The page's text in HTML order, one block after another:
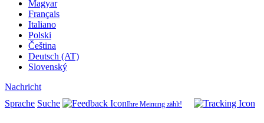
Magyar
Français
Italiano
Polski
Čeština
Deutsch (AT)
Slovenský
Nachricht
Sprache Suche Ihre Meinung zählt!